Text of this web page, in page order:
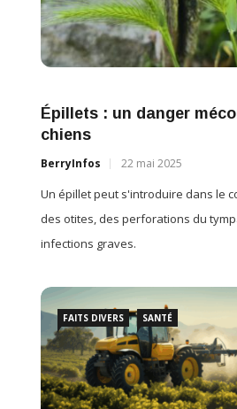
Épillets : un danger
chiens
BerryInfos 22 mai 2025
Un épillet peut s'introduire dans le
des otites, des perforations du
infections graves.
FAITS DIVERS SANTÉ